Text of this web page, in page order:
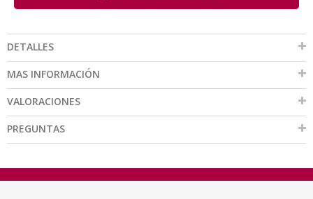
DETALLES
MAS INFORMACIÓN
VALORACIONES
PREGUNTAS